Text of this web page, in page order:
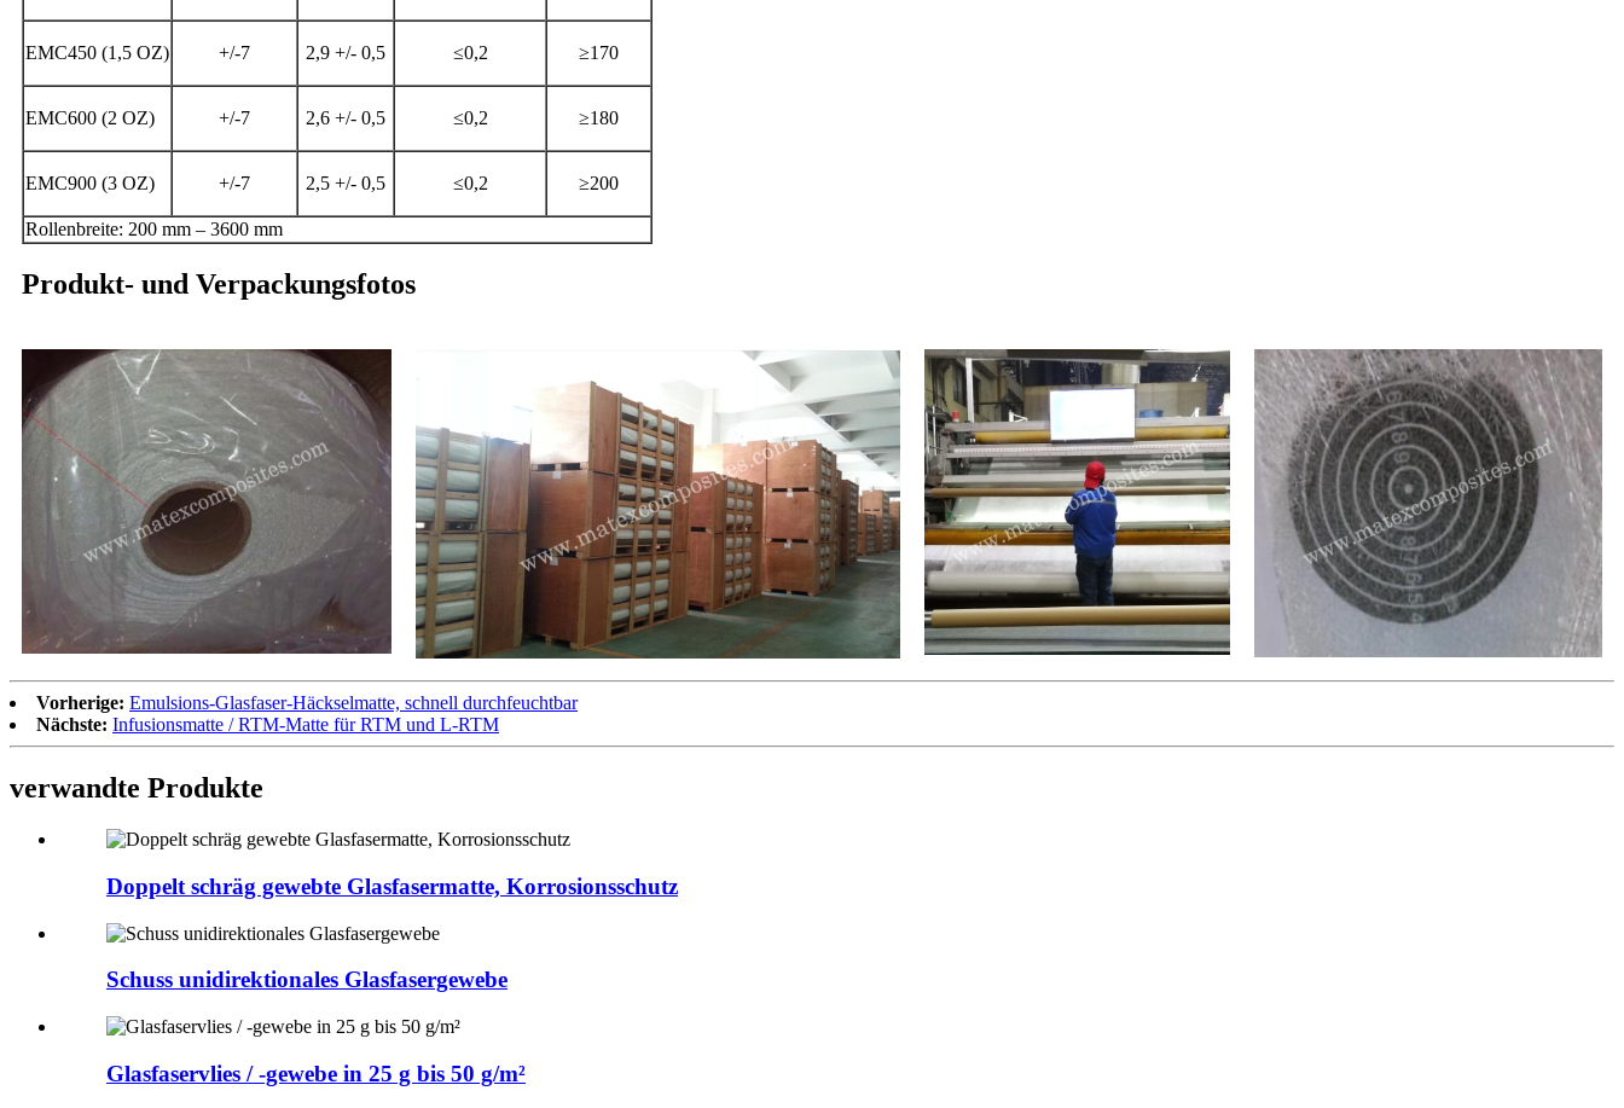
EMC450 (1,5 OZ) +/-7 2,9 +/- 0,5 ≤0,2 ≥170
EMC600 (2 OZ) +/-7 2,6 +/- 0,5 ≤0,2 ≥180
EMC900 (3 OZ) +/-7 2,5 +/- 0,5 ≤0,2 ≥200
Rollenbreite: 200 mm – 3600 mm
Produkt- und Verpackungsfotos
Vorherige: Emulsions-Glasfaser-Häckselmatte, schnell durchfeuchtbar
Nächste: Infusionsmatte / RTM-Matte für RTM und L-RTM
verwandte Produkte
Doppelt schräg gewebte Glasfasermatte, Korrosionsschutz
Schuss unidirektionales Glasfasergewebe
Glasfaservlies / -gewebe in 25 g bis 50 g/m²